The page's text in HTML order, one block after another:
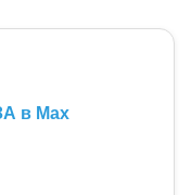
в Max